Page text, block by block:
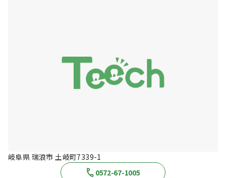
岐阜県 瑞浪市 土岐町7339-1
0572-67-1005